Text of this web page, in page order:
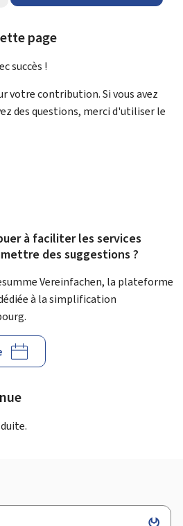
page
succès !
votre contribution. Si vous avez
des questions, merci d'utiliser le
à faciliter les services
des suggestions ?
Vereinfachen, la plateforme
à la simplification